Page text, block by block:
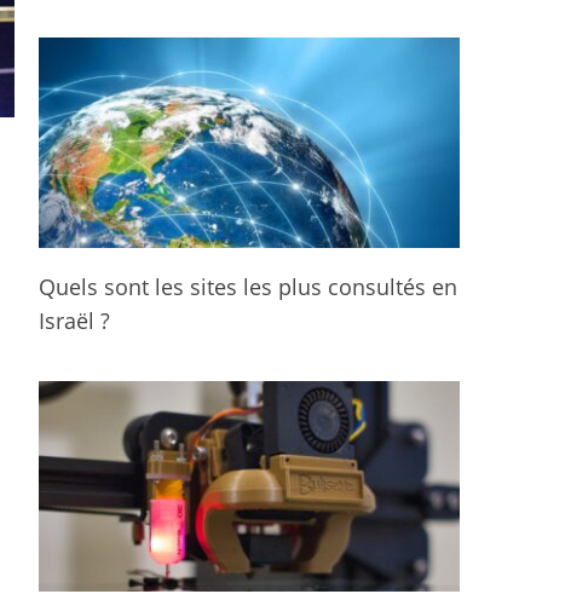
Quels sont les sites les plus consultés en
Israël ?